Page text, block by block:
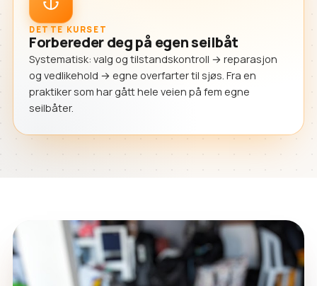
DETTE KURSET
Forbereder deg på egen seilbåt
Systematisk: valg og tilstandskontroll → reparasjon
og vedlikehold → egne overfarter til sjøs. Fra en
praktiker som har gått hele veien på fem egne
seilbåter.